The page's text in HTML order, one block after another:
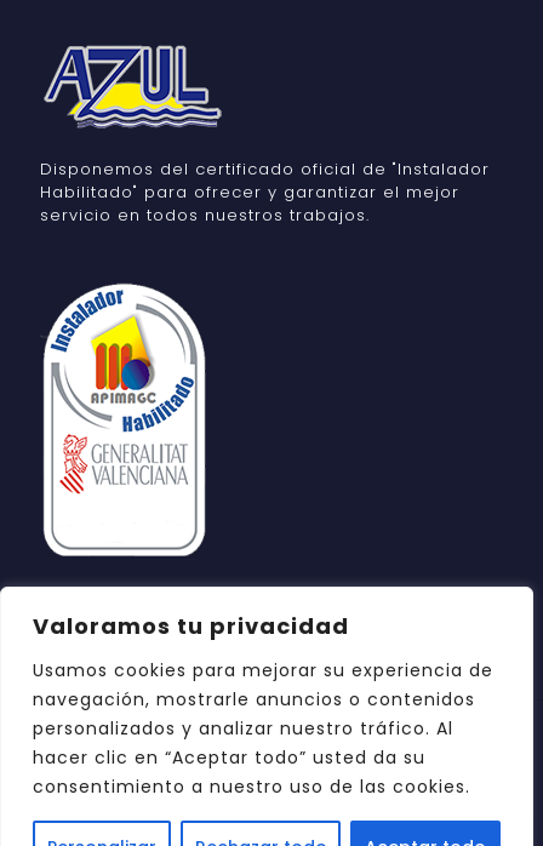
Valoramos tu privacidad
Usamos cookies para mejorar su experiencia de
navegación, mostrarle anuncios o contenidos
personalizados y analizar nuestro tráfico. Al
hacer clic en “Aceptar todo” usted da su
consentimiento a nuestro uso de las cookies.
Disponemos del certificado oficial de "Instalador
Habilitado" para ofrecer y garantizar el mejor
servicio en todos nuestros trabajos.
derechos reservados.Diseño web: DOCE